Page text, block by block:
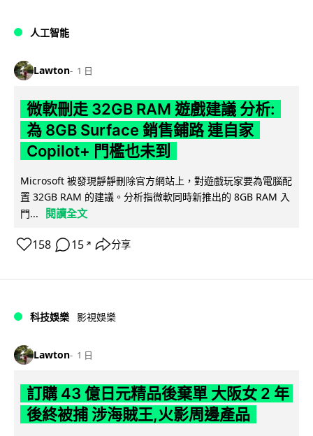
人工智能
Lawton 1 日
微軟刪走 32GB RAM 遊戲建議 分析:
為 8GB Surface 銷售鋪路 連自家
Copilot+ 門檻也未到
Microsoft 被發現靜靜刪除官方網站上，對遊戲玩家要為電腦配
置 32GB RAM 的建議。分析指微軟同時新推出的 8GB RAM 入
門...
閱讀全文
158 15 ↗ 分享
科技娛樂 影視娛樂
Lawton 1 日
訂購 43 億日元精品後棄單 大阪女 2 年
後終被捕 涉海賊王,火影周邊產品